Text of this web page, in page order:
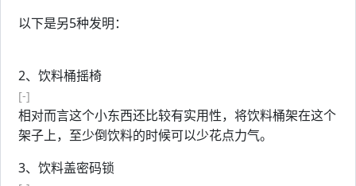
以下是另5种发明：
2、饮料桶摇椅
[-]
相对而言这个小东西还比较有实用性，将饮料桶架在这个
架子上，至少倒饮料的时候可以少花点力气。
3、饮料盖密码锁